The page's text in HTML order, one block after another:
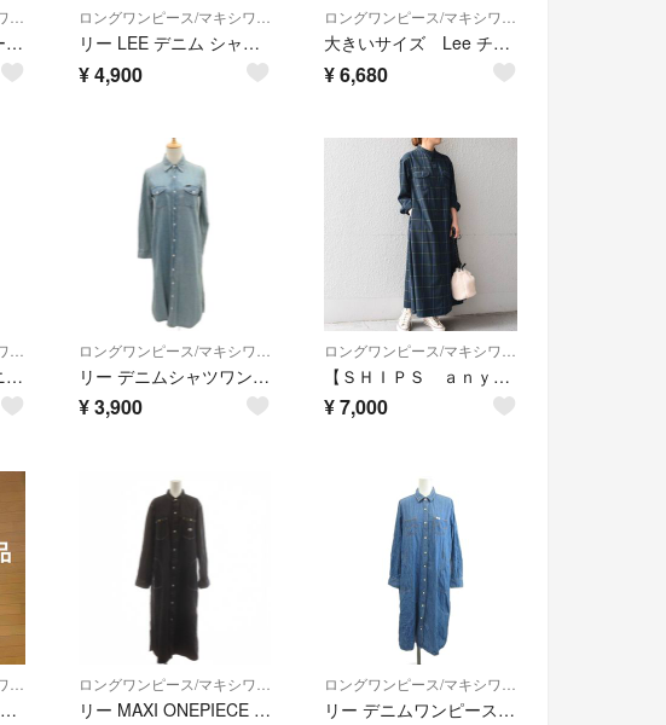
リー ジャンパースカート デニムワンピース ブラック Vネック ロングワンピース リー LEE デニム シャツワンピース LT0990 ロング 青 ブルー M
¥4,900
大きいサイズ Lee チャオパニック デニム ロング ワンピース オープンカラー
¥6,680
【美品】Lee リー デニム シャツ ワンピース ロング インディゴ 長袖 襟付き 綿100% 羽織りチャオパニックティピー リー デニムシャツワンピース S 水色 ライトブルー 長袖 ロング丈
¥3,900
【ＳＨＩＰＳ ａｎｙ別注】Ｌｅｅ： チェックワンピース
¥7,000
新品 LeeforDiscoat(リーフォーディスコート) ワンピース♡FREE リー MAXI ONEPIECE フレアマキシワンピース デニム ロング リー デニムワンピース ロング丈 M インディゴブルー 長袖 レギュラーカラー